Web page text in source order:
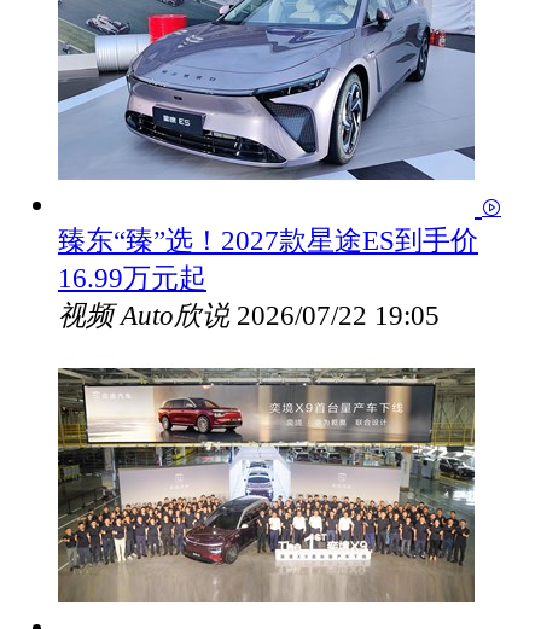
臻东“臻”选！2027款星途ES到手价
16.99万元起
视频 Auto欣说 2026/07/22 19:05